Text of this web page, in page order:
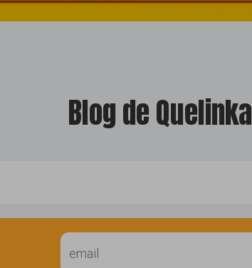
Blog de Quelinka
web diseño